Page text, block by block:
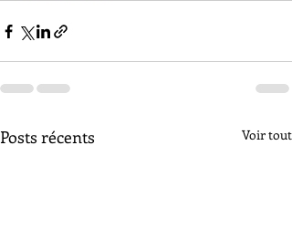
Posts récents Voir tout